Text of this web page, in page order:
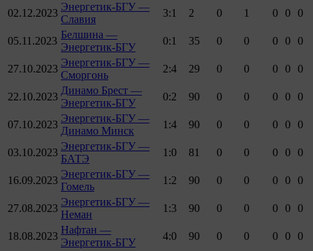
02.12.2023
Энергетик-БГУ —
Славия
3:1 2 0 1 0 0 0
05.11.2023
Белшина —
Энергетик-БГУ
0:1 35 0 0 0 0 0
27.10.2023
Энергетик-БГУ —
Сморгонь
2:4 29 0 0 0 0 0
22.10.2023
Динамо Брест —
Энергетик-БГУ
0:2 90 0 0 0 0 0
07.10.2023
Энергетик-БГУ —
Динамо Минск
1:4 90 0 0 0 0 0
03.10.2023
Энергетик-БГУ —
БАТЭ
1:0 81 0 0 0 0 0
16.09.2023
Энергетик-БГУ —
Гомель
1:2 90 0 0 0 0 0
27.08.2023
Энергетик-БГУ —
Неман
1:3 90 0 0 0 0 0
18.08.2023
Нафтан —
Энергетик-БГУ
4:0 90 0 0 0 0 0